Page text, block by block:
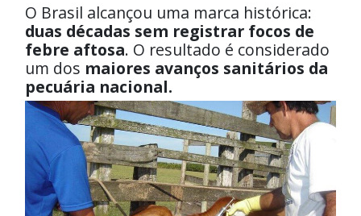
O Brasil alcançou uma marca histórica:
duas décadas sem registrar focos de
febre aftosa. O resultado é considerado
um dos maiores avanços sanitários da
pecuária nacional.